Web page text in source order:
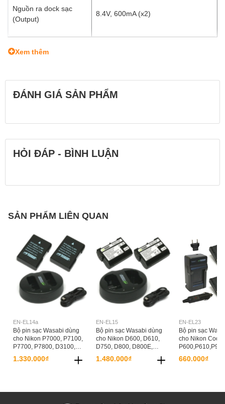
Nguồn ra dock sạc
(Output)
8.4V, 600mA (x2)
Xem thêm
ĐÁNH GIÁ SẢN PHẨM
HỎI ĐÁP - BÌNH LUẬN
SẢN PHẨM LIÊN QUAN
EN-EL14a
Bộ pin sạc Wasabi dùng
cho Nikon P7000, P7100,
P7700, P7800, D3100,
D3200, D3300, D5100,
D5200, D5300, Df - EN-
1.330.000₫
EN-EL15
Bộ pin sạc Wasabi dùng
cho Nikon D600, D610,
D750, D800, D800E,
D810, D7000, D7100 - EN-
EL15
1.480.000₫
EN-EL23
Bộ pin sạc
cho Nikon
EN-EL23
660.000₫